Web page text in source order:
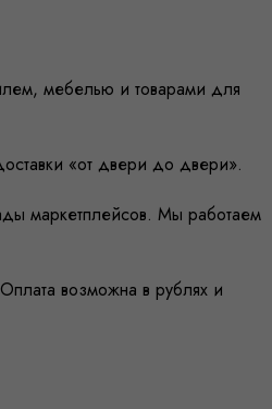
мебелью и товарами для
«от двери до двери».
маркетплейсов. Мы работаем
возможна в рублях и